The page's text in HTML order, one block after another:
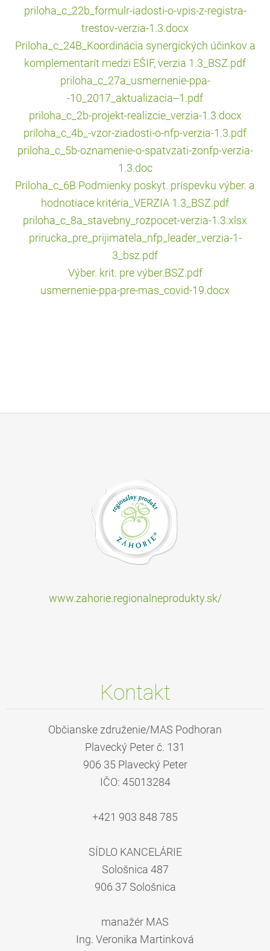
priloha_c_22b_formulr-iadosti-o-vpis-z-registra-
trestov-verzia-1.3.docx
Priloha_c_24B_Koordinácia synergických účinkov a
komplementarít medzi EŠIF, verzia 1.3_BSZ.pdf
priloha_c_27a_usmernenie-ppa-
-10_2017_aktualizacia--1.pdf
priloha_c_2b-projekt-realizcie_verzia-1.3.docx
priloha_c_4b_-vzor-ziadosti-o-nfp-verzia-1.3.pdf
priloha_c_5b-oznamenie-o-spatvzati-zonfp-verzia-
1.3.doc
Priloha_c_6B Podmienky poskyt. príspevku výber. a
hodnotiace kritéria_VERZIA 1.3_BSZ.pdf
priloha_c_8a_stavebny_rozpocet-verzia-1.3.xlsx
prirucka_pre_prijimatela_nfp_leader_verzia-1-
3_bsz.pdf
Výber. krit. pre výber.BSZ.pdf
usmernenie-ppa-pre-mas_covid-19.docx
www.zahorie.regionalneprodukty.sk/
Kontakt
Občianske združenie/MAS Podhoran
Plavecký Peter č. 131
906 35 Plavecký Peter
IČO: 45013284
+421 903 848 785
SÍDLO KANCELÁRIE
Sološnica 487
906 37 Sološnica
manažér MAS
Ing. Veronika Martinková